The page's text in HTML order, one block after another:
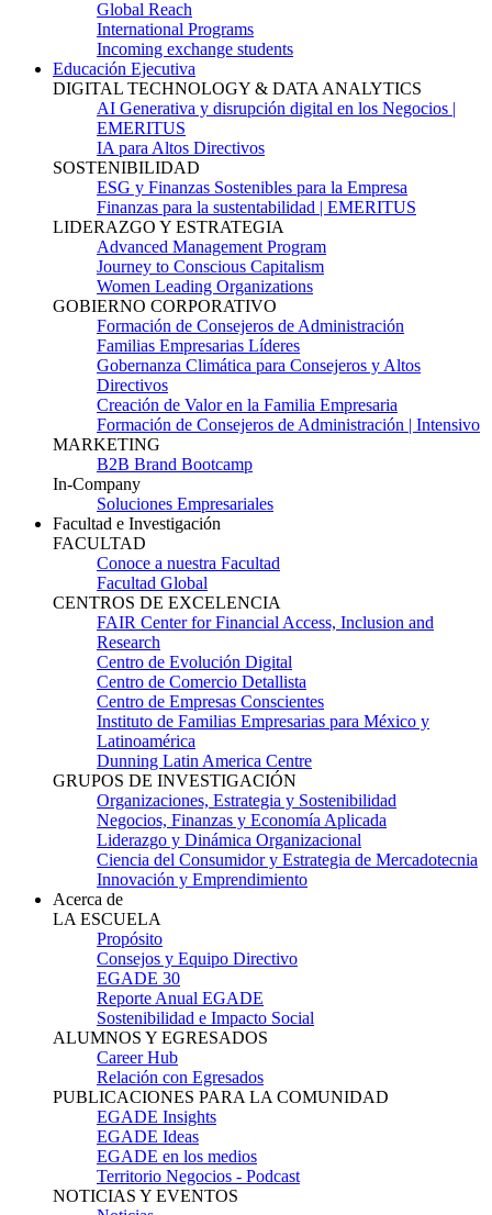
Global Reach
International Programs
Incoming exchange students
Educación Ejecutiva
DIGITAL TECHNOLOGY & DATA ANALYTICS
AI Generativa y disrupción digital en los Negocios |
EMERITUS
IA para Altos Directivos
SOSTENIBILIDAD
ESG y Finanzas Sostenibles para la Empresa
Finanzas para la sustentabilidad | EMERITUS
LIDERAZGO Y ESTRATEGIA
Advanced Management Program
Journey to Conscious Capitalism
Women Leading Organizations
GOBIERNO CORPORATIVO
Formación de Consejeros de Administración
Familias Empresarias Líderes
Gobernanza Climática para Consejeros y Altos
Directivos
Creación de Valor en la Familia Empresaria
Formación de Consejeros de Administración | Intensivo
MARKETING
B2B Brand Bootcamp
In-Company
Soluciones Empresariales
Facultad e Investigación
FACULTAD
Conoce a nuestra Facultad
Facultad Global
CENTROS DE EXCELENCIA
FAIR Center for Financial Access, Inclusion and
Research
Centro de Evolución Digital
Centro de Comercio Detallista
Centro de Empresas Conscientes
Instituto de Familias Empresarias para México y
Latinoamérica
Dunning Latin America Centre
GRUPOS DE INVESTIGACIÓN
Organizaciones, Estrategia y Sostenibilidad
Negocios, Finanzas y Economía Aplicada
Liderazgo y Dinámica Organizacional
Ciencia del Consumidor y Estrategia de Mercadotecnia
Innovación y Emprendimiento
Acerca de
LA ESCUELA
Propósito
Consejos y Equipo Directivo
EGADE 30
Reporte Anual EGADE
Sostenibilidad e Impacto Social
ALUMNOS Y EGRESADOS
Career Hub
Relación con Egresados
PUBLICACIONES PARA LA COMUNIDAD
EGADE Insights
EGADE Ideas
EGADE en los medios
Territorio Negocios - Podcast
NOTICIAS Y EVENTOS